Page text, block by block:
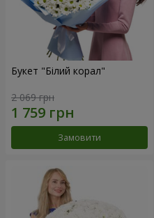
Букет "Білий корал"
2 069 грн
Замовити